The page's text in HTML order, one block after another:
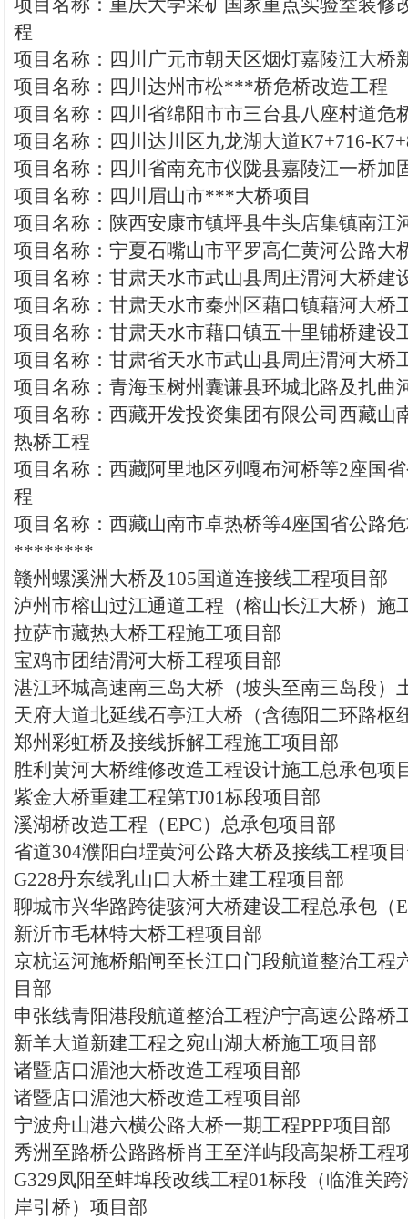
项目名称：重庆大学采矿国家重点实验室装修
程
项目名称：四川广元市朝天区烟灯嘉陵江大桥
项目名称：四川达州市松***桥危桥改造工程
项目名称：四川省绵阳市市三台县八座村道危
项目名称：四川达川区九龙湖大道K7+716-
项目名称：四川省南充市仪陇县嘉陵江一桥加
项目名称：四川眉山市***大桥项目
项目名称：陕西安康市镇坪县牛头店集镇南江
项目名称：宁夏石嘴山市平罗高仁黄河公路大
项目名称：甘肃天水市武山县周庄渭河大桥建
项目名称：甘肃天水市秦州区藉口镇藉河大桥
项目名称：甘肃天水市藉口镇五十里铺桥建设
项目名称：甘肃省天水市武山县周庄渭河大桥
项目名称：青海玉树州囊谦县环城北路及扎曲
项目名称：西藏开发投资集团有限公司西藏山
热桥工程
项目名称：西藏阿里地区列嘎布河桥等2座国
程
项目名称：西藏山南市卓热桥等4座国省公路
********
赣州螺溪洲大桥及105国道连接线工程项目部
泸州市榕山过江通道工程（榕山长江大桥）施
拉萨市藏热大桥工程施工项目部
宝鸡市团结渭河大桥工程项目部
湛江环城高速南三岛大桥（坡头至南三岛段）
天府大道北延线石亭江大桥（含德阳二环路枢
郑州彩虹桥及接线拆解工程施工项目部
胜利黄河大桥维修改造工程设计施工总承包项
紫金大桥重建工程第TJ01标段项目部
溪湖桥改造工程（EPC）总承包项目部
省道304濮阳白堽黄河公路大桥及接线工程项
G228丹东线乳山口大桥土建工程项目部
聊城市兴华路跨徒骇河大桥建设工程总承包（
新沂市毛林特大桥工程项目部
京杭运河施桥船闸至长江口门段航道整治工程
目部
申张线青阳港段航道整治工程沪宁高速公路桥
新羊大道新建工程之宛山湖大桥施工项目部
诸暨店口湄池大桥改造工程项目部
诸暨店口湄池大桥改造工程项目部
宁波舟山港六横公路大桥一期工程PPP项目部
秀洲至路桥公路路桥肖王至洋屿段高架桥工程
G329凤阳至蚌埠段改线工程01标段（临淮关
岸引桥）项目部